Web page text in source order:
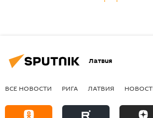
Латвия
ВСЕ НОВОСТИ РИГА ЛАТВИЯ